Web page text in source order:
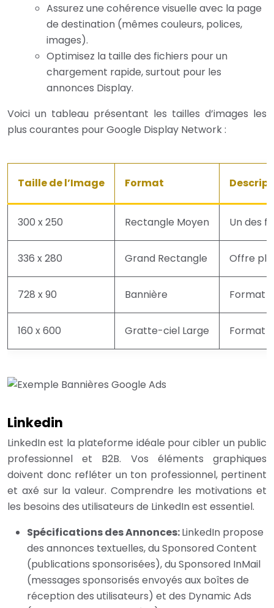
Assurez une cohérence visuelle avec la page
de destination (mêmes couleurs, polices,
images).
Optimisez la taille des fichiers pour un
chargement rapide, surtout pour les
annonces Display.
Voici un tableau présentant les tailles d’images les
plus courantes pour Google Display Network :
Taille de l’Image Format
300 x 250 Rectangle Moyen Un des
336 x 280 Grand Rectangle Offre
728 x 90 Bannière Format
160 x 600 Gratte-ciel Large Format
Linkedin
LinkedIn est la plateforme idéale pour cibler un public
professionnel et B2B. Vos éléments graphiques
doivent donc refléter un ton professionnel, pertinent
et axé sur la valeur. Comprendre les motivations et
les besoins des utilisateurs de LinkedIn est essentiel.
Spécifications des Annonces:LinkedIn propose
des annonces textuelles, du Sponsored Content
(publications sponsorisées), du Sponsored InMail
(messages sponsorisés envoyés aux boîtes de
réception des utilisateurs) et des Dynamic Ads